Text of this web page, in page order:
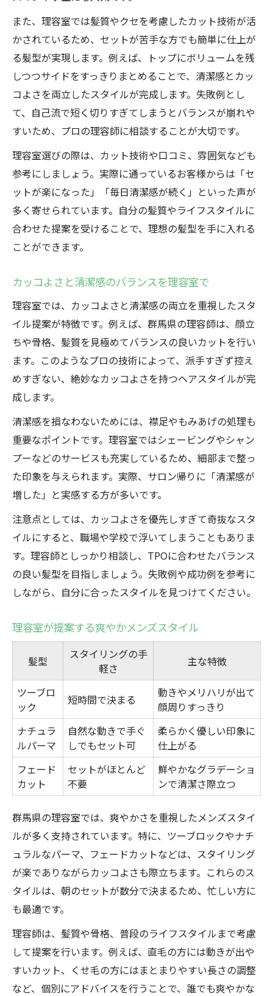
また、理容室では髪質やクセを考慮したカット技術が活
かされているため、セットが苦手な方でも簡単に仕上が
る髪型が実現します。例えば、トップにボリュームを残
しつつサイドをすっきりまとめることで、清潔感とカッ
コよさを両立したスタイルが完成します。失敗例とし
て、自己流で短く切りすぎてしまうとバランスが崩れや
すいため、プロの理容師に相談することが大切です。
理容室選びの際は、カット技術や口コミ、雰囲気なども
参考にしましょう。実際に通っているお客様からは「セ
ットが楽になった」「毎日清潔感が続く」といった声が
多く寄せられています。自分の髪質やライフスタイルに
合わせた提案を受けることで、理想の髪型を手に入れる
ことができます。
カッコよさと清潔感のバランスを理容室で
理容室では、カッコよさと清潔感の両立を重視したスタ
イル提案が特徴です。例えば、群馬県の理容師は、顔立
ちや骨格、髪質を見極めてバランスの良いカットを行い
ます。このようなプロの技術によって、派手すぎず控え
めすぎない、絶妙なカッコよさを持つヘアスタイルが完
成します。
清潔感を損なわないためには、襟足やもみあげの処理も
重要なポイントです。理容室ではシェービングやシャン
プーなどのサービスも充実しているため、細部まで整っ
た印象を与えられます。実際、サロン帰りに「清潔感が
増した」と実感する方が多いです。
注意点としては、カッコよさを優先しすぎて奇抜なスタ
イルにすると、職場や学校で浮いてしまうこともありま
す。理容師としっかり相談し、TPOに合わせたバランス
の良い髪型を目指しましょう。失敗例や成功例を参考に
しながら、自分に合ったスタイルを見つけてください。
理容室が提案する爽やかメンズスタイル
髪型
スタイリングの手
軽さ
主な特徴
ツーブロ
ック
短時間で決まる
動きやメリハリが出て
顔周りすっきり
ナチュラ
ルパーマ
自然な動きで手ぐ
しでもセット可
柔らかく優しい印象に
仕上がる
フェード
カット
セットがほとんど
不要
鮮やかなグラデーショ
ンで清潔さ際立つ
群馬県の理容室では、爽やかさを重視したメンズスタイ
ルが多く支持されています。特に、ツーブロックやナチ
ュラルなパーマ、フェードカットなどは、スタイリング
が楽でありながらカッコよさも際立ちます。これらのス
タイルは、朝のセットが数分で決まるため、忙しい方に
も最適です。
理容師は、髪質や骨格、普段のライフスタイルまで考慮
して提案を行います。例えば、直毛の方には動きが出や
すいカット、くせ毛の方にはまとまりやすい長さの調整
など、個別にアドバイスを行うことで、誰でも爽やかな